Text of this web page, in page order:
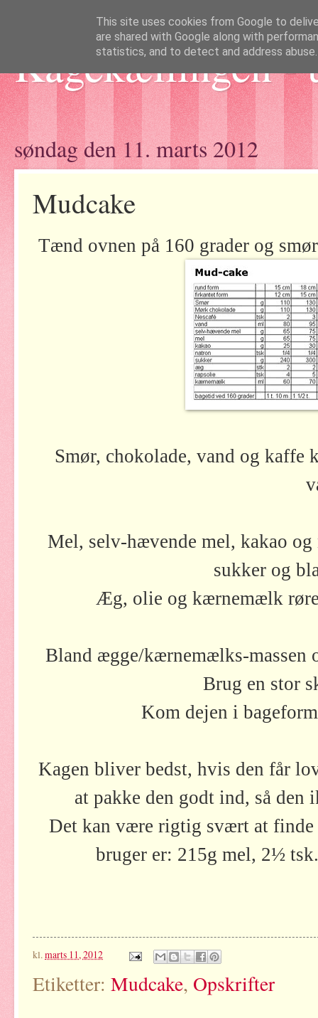
Kagekællingen -
søndag den 11. marts 2012
Mudcake
Tænd ovnen på 160 grader og
Smør, chokolade, vand og kaffe
Mel, selv-hævende mel, kakao
sukker og
Æg, olie og kærnemælk
Bland ægge/kærnemælks-massen
Brug en stor
Kom dejen i
Kagen bliver bedst, hvis den får
at pakke den godt ind, så den
Det kan være rigtig svært at
bruger er: 215g mel, 2½
kl.marts 11, 2012
Etiketter: Mudcake, Opskrifter
This site uses cookies from Google to
are shared with Google along with
statistics, and to detect and address abuse.